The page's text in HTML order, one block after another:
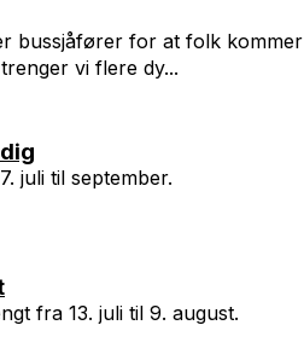
bussjåfører for at folk kommer
vi flere dy...
juli til september.
fra 13. juli til 9. august.